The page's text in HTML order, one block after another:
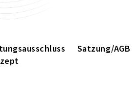
Satzung/AGB